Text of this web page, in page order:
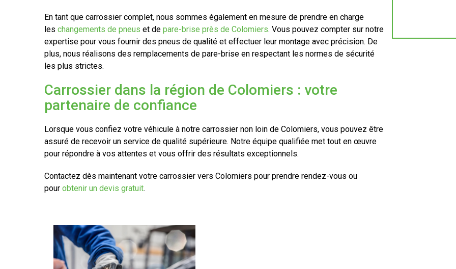
En tant que carrossier complet, nous sommes également en mesure de prendre en charge
les changements de pneus et de pare-brise près de Colomiers. Vous pouvez compter sur notre
expertise pour vous fournir des pneus de qualité et effectuer leur montage avec précision. De
plus, nous réalisons des remplacements de pare-brise en respectant les normes de sécurité
les plus strictes.
Carrossier dans la région de Colomiers : votre
partenaire de confiance
Lorsque vous confiez votre véhicule à notre carrossier non loin de Colomiers, vous pouvez être
assuré de recevoir un service de qualité supérieure. Notre équipe qualifiée met tout en œuvre
pour répondre à vos attentes et vous offrir des résultats exceptionnels.
Contactez dès maintenant votre carrossier vers Colomiers pour prendre rendez-vous ou
pour obtenir un devis gratuit.